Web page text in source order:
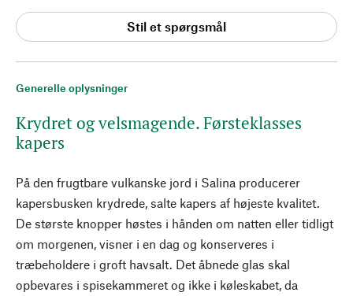
Generelle oplysninger
Krydret og velsmagende. Førsteklasses
kapers
På den frugtbare vulkanske jord i Salina producerer
kapersbusken krydrede, salte kapers af højeste kvalitet.
De største knopper høstes i hånden om natten eller tidligt
om morgenen, visner i en dag og konserveres i
træbeholdere i groft havsalt. Det åbnede glas skal
opbevares i spisekammeret og ikke i køleskabet, da
Stil et spørgsmål